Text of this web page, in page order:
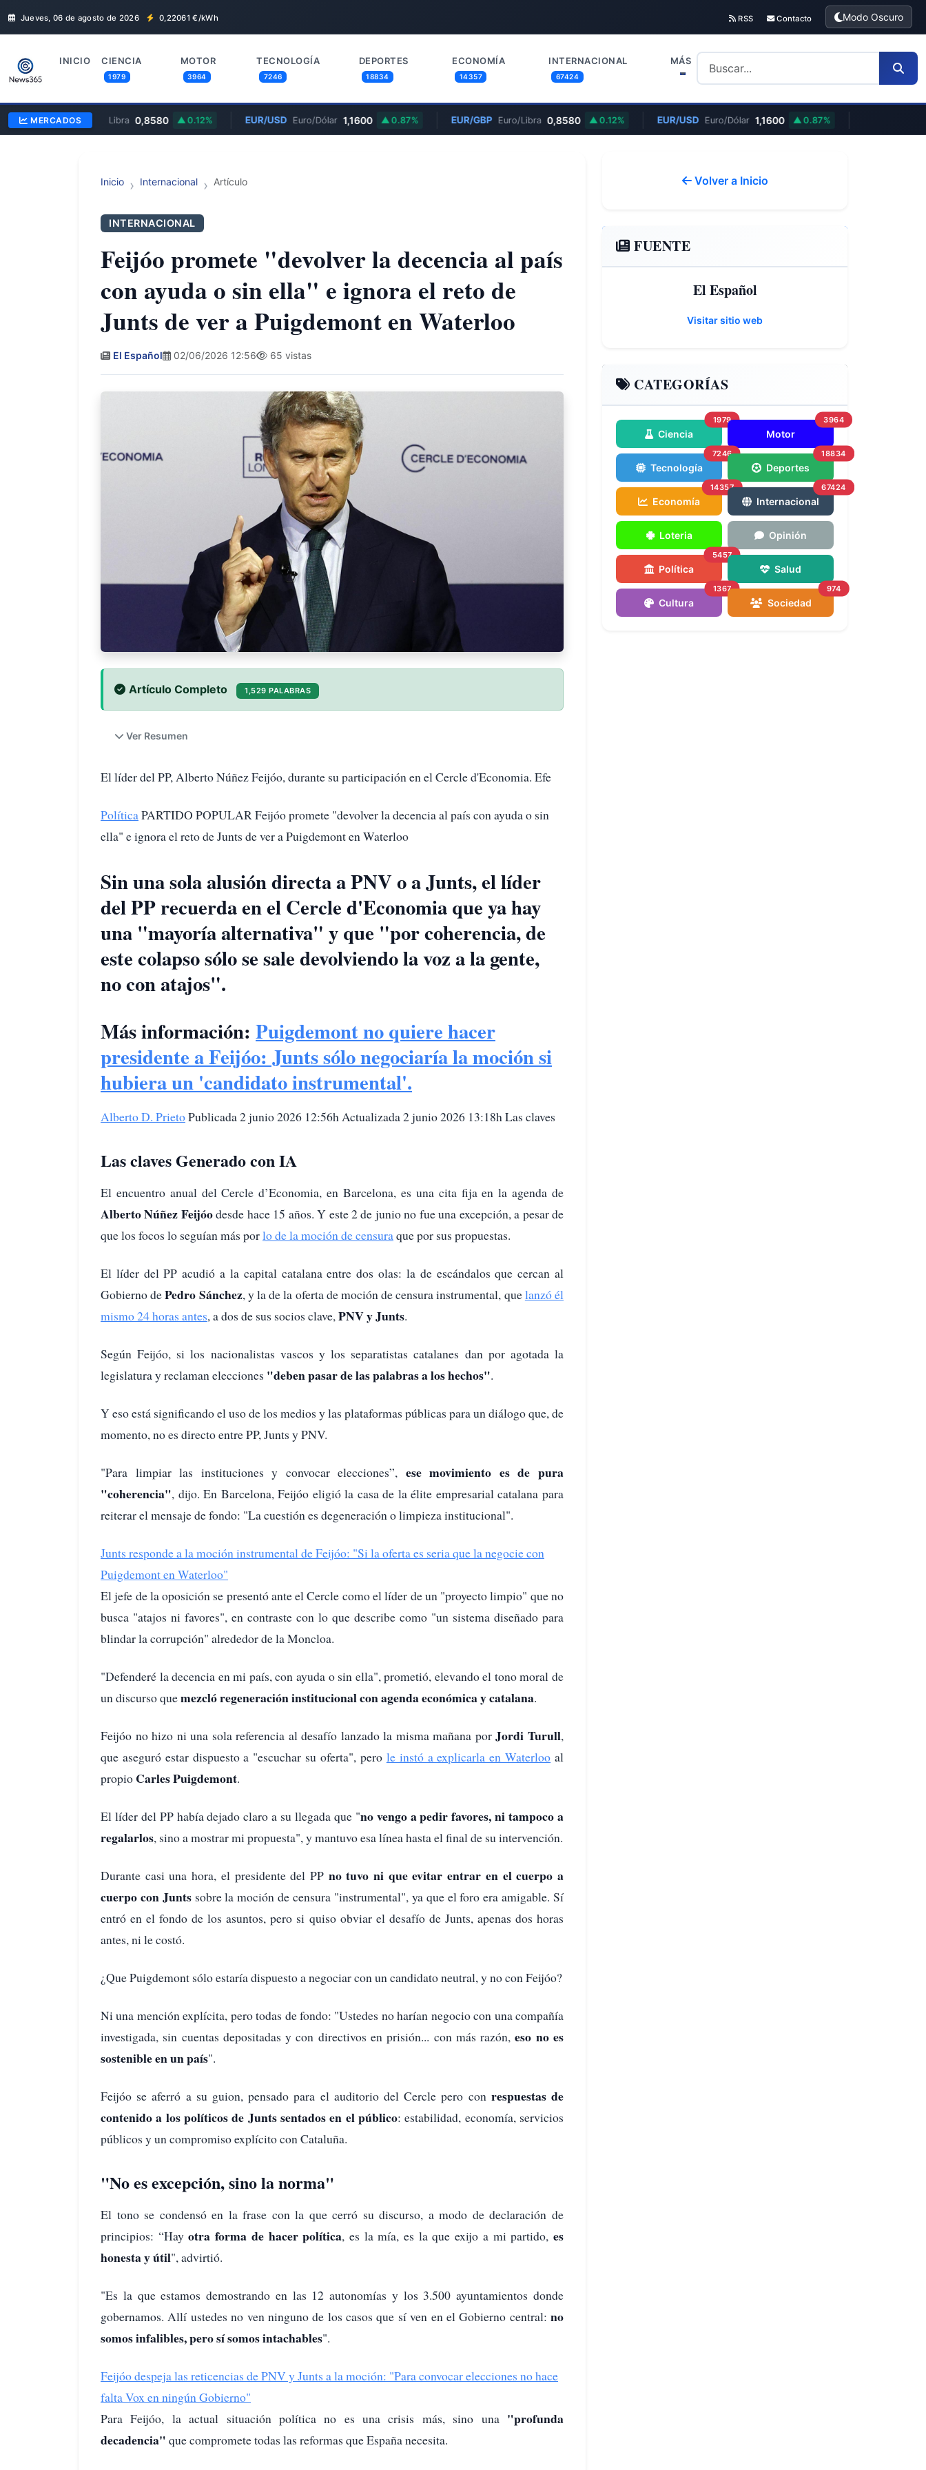
Jueves, 06 de agosto de 2026 0,22061 €/kWh RSS Contacto Modo Oscuro
INICIO CIENCIA
1979
MOTOR
3964
TECNOLOGÍA
7246
DEPORTES
18834
ECONOMÍA
14357
INTERNACIONAL
67424
MÁS
MERCADOS
EUR/GBP Euro/Libra 0,8580 0.12% EUR/USD Euro/Dólar 1,1600 0.87% EUR/GBP Euro/Libra 0,8580 0.12% EUR/USD Euro/Dólar 1,1600 0.87%
Inicio Internacional Artículo
INTERNACIONAL
Feijóo promete "devolver la decencia al país
con ayuda o sin ella" e ignora el reto de
Junts de ver a Puigdemont en Waterloo
El Español 02/06/2026 12:56 65 vistas
Artículo Completo 1,529 PALABRAS
Ver Resumen
El líder del PP, Alberto Núñez Feijóo, durante su participación en el Cercle d'Economia. Efe
Política PARTIDO POPULAR Feijóo promete "devolver la decencia al país con ayuda o sin
ella" e ignora el reto de Junts de ver a Puigdemont en Waterloo
Sin una sola alusión directa a PNV o a Junts, el líder
del PP recuerda en el Cercle d'Economia que ya hay
una "mayoría alternativa" y que "por coherencia, de
este colapso sólo se sale devolviendo la voz a la gente,
no con atajos".
Más información: Puigdemont no quiere hacer
presidente a Feijóo: Junts sólo negociaría la moción si
hubiera un 'candidato instrumental'.
Alberto D. PrietoPublicada 2 junio 2026 12:56h Actualizada 2 junio 2026 13:18h Las claves
Las claves Generado con IA
El encuentro anual del Cercle d’Economia, en Barcelona, es una cita fija en la agenda de
Alberto Núñez Feijóodesde hace 15 años. Y este 2 de junio no fue una excepción, a pesar de
que los focos lo seguían más porlo de la moción de censura que por sus propuestas.
El líder del PP acudió a la capital catalana entre dos olas: la de escándalos que cercan al
Gobierno dePedro Sánchez, y la de la oferta de moción de censura instrumental, quelanzó él
mismo 24 horas antes, a dos de sus socios clave, PNV y Junts.
Según Feijóo, si los nacionalistas vascos y los separatistas catalanes dan por agotada la
legislatura y reclaman elecciones "deben pasar de las palabras a los hechos".
Y eso está significando el uso de los medios y las plataformas públicas para un diálogo que, de
momento, no es directo entre PP, Junts y PNV.
"Para limpiar las instituciones y convocar elecciones”, ese movimiento es de pura
"coherencia", dijo. En Barcelona, Feijóo eligió la casa de la élite empresarial catalana para
reiterar el mensaje de fondo: "La cuestión es degeneración o limpieza institucional".
Junts responde a la moción instrumental de Feijóo: "Si la oferta es seria que la negocie con
Puigdemont en Waterloo"
El jefe de la oposición se presentó ante el Cercle como el líder de un "proyecto limpio" que no
busca "atajos ni favores", en contraste con lo que describe como "un sistema diseñado para
blindar la corrupción" alrededor de la Moncloa.
"Defenderé la decencia en mi país, con ayuda o sin ella", prometió, elevando el tono moral de
un discurso quemezcló regeneración institucional con agenda económica y catalana.
Feijóo no hizo ni una sola referencia al desafío lanzado la misma mañana porJordi Turull,
que aseguró estar dispuesto a "escuchar su oferta", pero le instó a explicarla en Waterloo al
propio Carles Puigdemont.
El líder del PP había dejado claro a su llegada que "no vengo a pedir favores, ni tampoco a
regalarlos, sino a mostrar mi propuesta", y mantuvo esa línea hasta el final de su intervención.
Durante casi una hora, el presidente del PP no tuvo ni que evitar entrar en el cuerpo a
cuerpo con Junts sobre la moción de censura "instrumental", ya que el foro era amigable. Sí
entró en el fondo de los asuntos, pero si quiso obviar el desafío de Junts, apenas dos horas
antes, ni le costó.
¿Que Puigdemont sólo estaría dispuesto a negociar con un candidato neutral, y no con Feijóo?
Ni una mención explícita, pero todas de fondo: "Ustedes no harían negocio con una compañía
investigada, sin cuentas depositadas y con directivos en prisión... con más razón,eso no es
sostenible en un país".
Feijóo se aferró a su guion, pensado para el auditorio del Cercle pero con respuestas de
contenido a los políticos de Junts sentados en el público: estabilidad, economía, servicios
públicos y un compromiso explícito con Cataluña.
"No es excepción, sino la norma"
El tono se condensó en la frase con la que cerró su discurso, a modo de declaración de
principios: “Hayotra forma de hacer política, es la mía, es la que exijo a mi partido,es
honesta y útil", advirtió.
"Es la que estamos demostrando en las 12 autonomías y los 3.500 ayuntamientos donde
gobernamos. Allí ustedes no ven ninguno de los casos que sí ven en el Gobierno central: no
somos infalibles, pero sí somos intachables".
Feijóo despeja las reticencias de PNV y Junts a la moción: "Para convocar elecciones no hace
falta Vox en ningún Gobierno"
Para Feijóo, la actual situación política no es una crisis más, sino una "profunda
decadencia" que compromete todas las reformas que España necesita.
Volver a Inicio
FUENTE
El Español
Visitar sitio web
CATEGORÍAS
Ciencia
1979
Motor
3964
Tecnología
7246
Deportes
18834
Economía
14357
Internacional
67424
Loteria Opinión
Política
5457
Salud
Cultura
1367
Sociedad
974